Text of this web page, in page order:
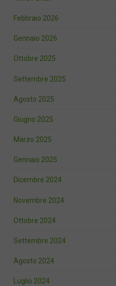
Febbraio 2026
Gennaio 2026
Ottobre 2025
Settembre 2025
Agosto 2025
Giugno 2025
Marzo 2025
Gennaio 2025
Dicembre 2024
Novembre 2024
Ottobre 2024
Settembre 2024
Agosto 2024
Luglio 2024